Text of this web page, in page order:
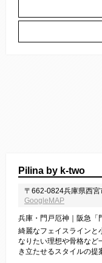
Pilina by k-two
〒662-0824兵庫県西
GoogleMAP
兵庫・門戸厄神｜阪急「
綺麗なフェイスラインと
なりたい理想や骨格など
き立たせるスタイルの提